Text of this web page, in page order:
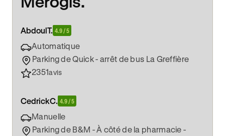
AbdoulT. 4.9 / 5
Automatique
Parking de Quick - arrêt de bus La Greffière
2351avis
CedrickC. 4.9 / 5
Manuelle
Parking de B&M - À côté de la pharmacie -